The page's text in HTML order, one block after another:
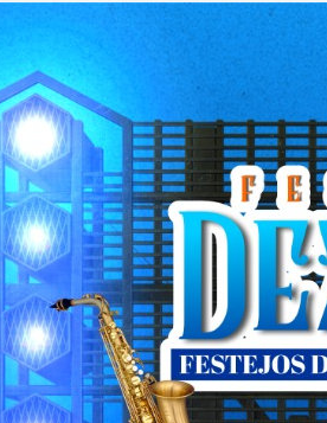
A Prefeitura Municipal de
Secretaria Municipal de
convida todos os
Festival de Dezembro. Os
acontecem anualmente
Nossa Senhora da…
Read More…